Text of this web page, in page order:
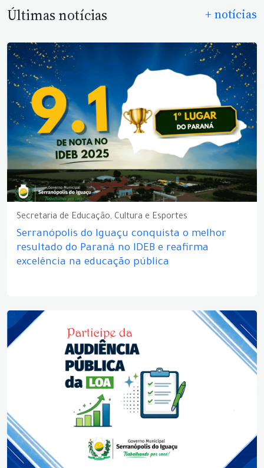
Últimas notícias + notícias
Secretaria de Educação, Cultura e Esportes
Serranópolis do Iguaçu conquista o melhor
resultado do Paraná no IDEB e reafirma
excelência na educação pública